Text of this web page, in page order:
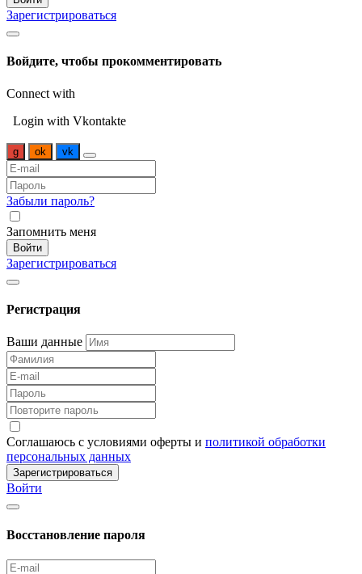
Зарегистрироваться
Войдите, чтобы прокомментировать
Connect with
Login with Vkontakte
g ok vk
Забыли пароль?
Запомнить меня
Войти
Зарегистрироваться
Регистрация
Ваши данные
Соглашаюсь с условиями оферты и политикой обработки
персональных данных
Зарегистрироваться
Войти
Восстановление пароля